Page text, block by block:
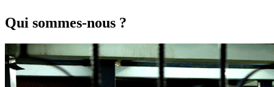
Qui sommes-nous ?